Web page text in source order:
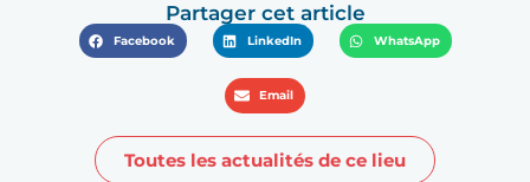
Partager cet article
Facebook LinkedIn WhatsApp
Email
Toutes les actualités de ce lieu